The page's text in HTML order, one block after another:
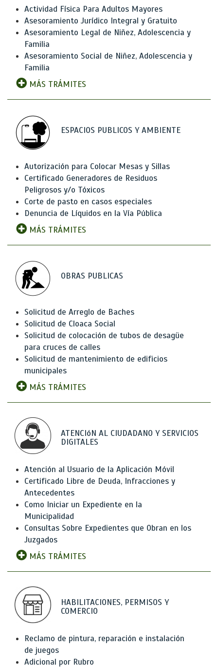
Actividad Física Para Adultos Mayores
Asesoramiento Jurídico Integral y Gratuito
Asesoramiento Legal de Niñez, Adolescencia y
Familia
Asesoramiento Social de Niñez, Adolescencia y
Familia
MÁS TRÁMITES
ESPACIOS PUBLICOS Y AMBIENTE
Autorización para Colocar Mesas y Sillas
Certificado Generadores de Residuos
Peligrosos y/o Tóxicos
Corte de pasto en casos especiales
Denuncia de Líquidos en la Vía Pública
MÁS TRÁMITES
OBRAS PUBLICAS
Solicitud de Arreglo de Baches
Solicitud de Cloaca Social
Solicitud de colocación de tubos de desagüe
para cruces de calles
Solicitud de mantenimiento de edificios
municipales
MÁS TRÁMITES
ATENCIóN AL CIUDADANO Y SERVICIOS
DIGITALES
Atención al Usuario de la Aplicación Móvil
Certificado Libre de Deuda, Infracciones y
Antecedentes
Como Iniciar un Expediente en la
Municipalidad
Consultas Sobre Expedientes que Obran en los
Juzgados
MÁS TRÁMITES
HABILITACIONES, PERMISOS Y
COMERCIO
Reclamo de pintura, reparación e instalación
de juegos
Adicional por Rubro